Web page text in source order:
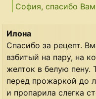
София, спасибо
Илона
Спасибо за рецепт.
взбитый на пару, на
желток в белую пену.
перед прожаркой до
и пропарила слегка